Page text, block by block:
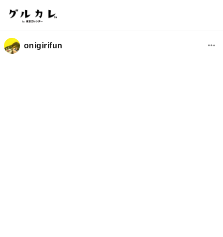
onigirifun